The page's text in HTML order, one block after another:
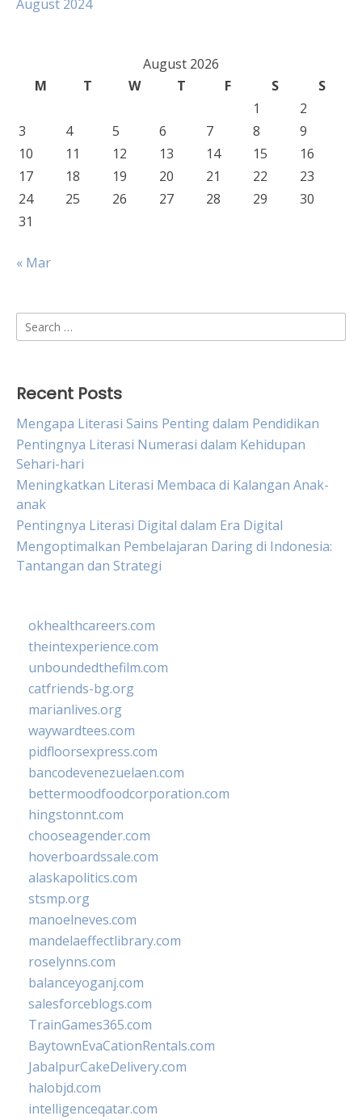
August 2024
August 2026
M
T W T F S
S
1
2
3
4 5 6 7 8
9
10
11 12 13 14 15
16
17
18 19 20 21 22
23
24
25 26 27 28 29
30
31
« Mar
Search
for:
Recent Posts
Mengapa Literasi Sains Penting dalam Pendidikan
Pentingnya Literasi Numerasi dalam Kehidupan
Sehari-hari
Meningkatkan Literasi Membaca di Kalangan Anak-
anak
Pentingnya Literasi Digital dalam Era Digital
Mengoptimalkan Pembelajaran Daring di Indonesia:
Tantangan dan Strategi
okhealthcareers.com
theintexperience.com
unboundedthefilm.com
catfriends-bg.org
marianlives.org
waywardtees.com
pidfloorsexpress.com
bancodevenezuelaen.com
bettermoodfoodcorporation.com
hingstonnt.com
chooseagender.com
hoverboardssale.com
alaskapolitics.com
stsmp.org
manoelneves.com
mandelaeffectlibrary.com
roselynns.com
balanceyoganj.com
salesforceblogs.com
TrainGames365.com
BaytownEvaCationRentals.com
JabalpurCakeDelivery.com
halobjd.com
intelligenceqatar.com